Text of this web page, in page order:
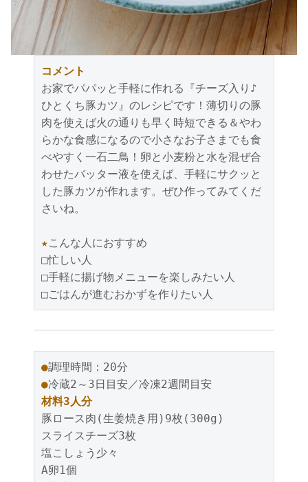
コメント
お家でパパッと手軽に作れる『チーズ入り♪
ひとくち豚カツ』のレシピです！薄切りの豚
肉を使えば火の通りも早く時短できる＆やわ
らかな食感になるので小さなお子さまでも食
べやすく一石二鳥！卵と小麦粉と水を混ぜ合
わせたバッター液を使えば、手軽にサクッと
した豚カツが作れます。ぜひ作ってみてくだ
さいね。
★こんな人におすすめ
□忙しい人
□手軽に揚げ物メニューを楽しみたい人
□ごはんが進むおかずを作りたい人
●
●
材料3人分
豚ロース肉(生姜焼き用)9枚(300g)
スライスチーズ3枚
塩こしょう少々
A卵1個